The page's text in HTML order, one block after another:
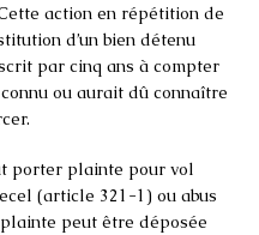
action en répétition de
d’un bien détenu
par cinq ans à compter
ou aurait dû connaître
porter plainte pour vol
(article 321-1) ou abus
peut être déposée